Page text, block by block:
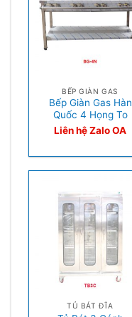
BẾP GIÀN GAS
Bếp Giàn Gas Hàn
Quốc 4 Họng To
Liên hệ Zalo OA
TỦ BÁT ĐĨA